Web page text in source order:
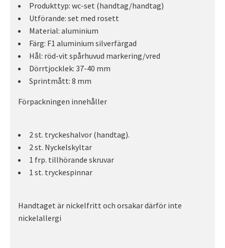
Produkttyp: wc-set (handtag/handtag)
Utförande: set med rosett
Material: aluminium
Färg: F1 aluminium silverfärgad
Hål: röd-vit spårhuvud markering/vred
Dörrtjocklek: 37-40 mm
Sprintmått: 8 mm
Förpackningen innehåller
2 st. tryckeshalvor (handtag).
2 st. Nyckelskyltar
1 frp. tillhörande skruvar
1 st. tryckespinnar
Handtaget är nickelfritt och orsakar därför inte
nickelallergi